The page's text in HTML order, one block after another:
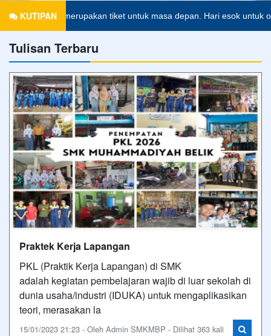
KUTIPAN
Pendidikan merupakan tiket untuk masa depan. Hari esok untuk
Tulisan Terbaru
Praktek Kerja Lapangan
PKL (Praktik Kerja Lapangan) di SMK
adalah kegiatan pembelajaran wajib di luar sekolah di
dunia usaha/industri (IDUKA) untuk mengaplikasikan
teori, merasakan la
15/01/2023 21:23 - Oleh Admin SMKMBP - Dilihat 363 kali